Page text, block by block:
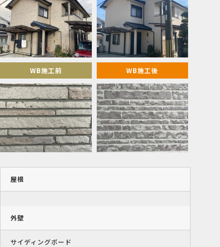
WB施工前 WB施工後
屋根
外壁
サイディングボード